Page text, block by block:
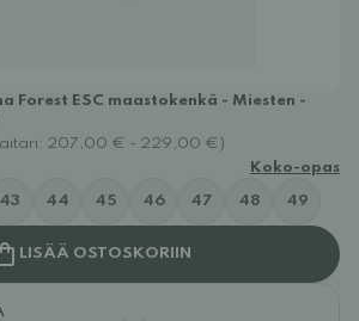
Forest ESC maastokenkä - Miesten -
207,00 € - 229,00 €)
Koko-opas
43 44 45 46 47 48 49
LISÄÄ OSTOSKORIIN